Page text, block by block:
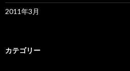
2011年3月
カテゴリー